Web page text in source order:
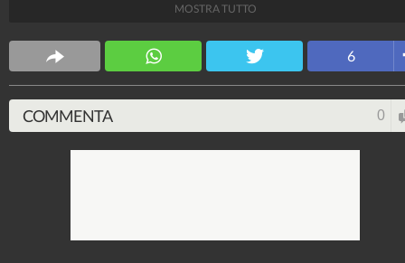
Ecco una carrellata di scatti che li ritraggono insieme.
4.053.324.447-9.453 video-76.076 foto
MOSTRA TUTTO
6
COMMENTA 0